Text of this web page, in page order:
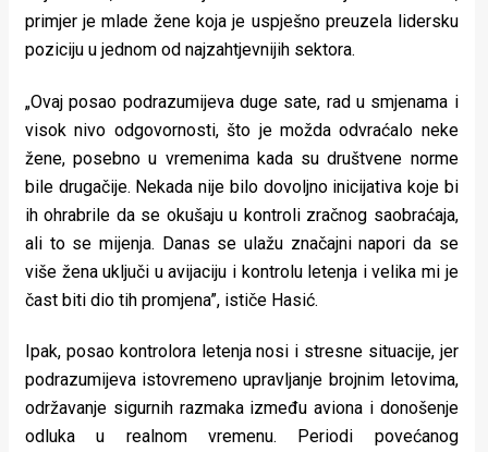
Places
Aktivizam
Aktuelnosti
Promo
About
Urban
primjer je mlade žene koja je uspješno preuzela lidersku
poziciju u jednom od najzahtjevnijih sektora.
„Ovaj posao podrazumijeva duge sate, rad u smjenama i
visok nivo odgovornosti, što je možda odvraćalo neke
žene, posebno u vremenima kada su društvene norme
bile drugačije. Nekada nije bilo dovoljno inicijativa koje bi
ih ohrabrile da se okušaju u kontroli zračnog saobraćaja,
ali to se mijenja. Danas se ulažu značajni napori da se
više žena uključi u avijaciju i kontrolu letenja i velika mi je
čast biti dio tih promjena”, ističe Hasić.
Ipak, posao kontrolora letenja nosi i stresne situacije, jer
podrazumijeva istovremeno upravljanje brojnim letovima,
održavanje sigurnih razmaka između aviona i donošenje
odluka u realnom vremenu. Periodi povećanog